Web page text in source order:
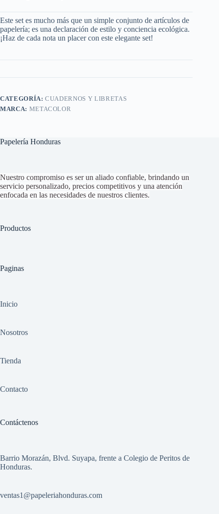
Este set es mucho más que un simple conjunto de artículos de
papelería; es una declaración de estilo y conciencia ecológica.
¡Haz de cada nota un placer con este elegante set!
CATEGORÍA:CUADERNOS Y LIBRETAS
MARCA: METACOLOR
Papelería Honduras
Nuestro compromiso es ser un aliado confiable, brindando un
servicio personalizado, precios competitivos y una atención
enfocada en las necesidades de nuestros clientes.
Productos
Paginas
Inicio
Nosotros
Tienda
Contacto
Contáctenos
Barrio Morazán, Blvd. Suyapa, frente a Colegio de Peritos de
Honduras.
ventas1 @papeleriahonduras.com